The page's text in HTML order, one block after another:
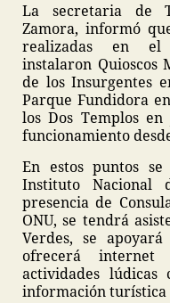
La secretaria de
Zamora, informó
realizadas en
instalaron Quioscos
de los Insurgentes
Parque Fundidora
los Dos Templos en
funcionamiento
En estos puntos
Instituto Nacional
presencia de
ONU, se tendrá
Verdes, se
ofrecerá
actividades lúdicas
información turística